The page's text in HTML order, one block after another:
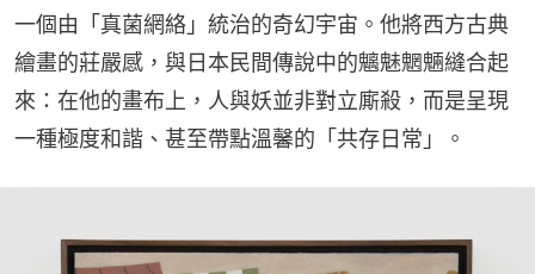
一個由「真菌網絡」統治的奇幻宇宙。他將西方古典
繪畫的莊嚴感，與日本民間傳說中的魑魅魍魎縫合起
來：在他的畫布上，人與妖並非對立廝殺，而是呈現
一種極度和諧、甚至帶點溫馨的「共存日常」。